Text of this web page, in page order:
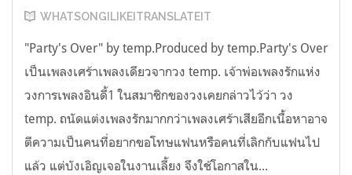
WHATSONGILIKEITRANSLATEIT
"Party's Over" by temp.Produced by temp.Party's Over
เป็นเพลงเศร้าเพลงเดียวจากวง temp. เจ้าพ่อเพลงรักแห่ง
วงการเพลงอินดี้1 ในสมาชิกของวงเคยกล่าวไว้ว่า วง
temp. ถนัดแต่งเพลงรักมากกว่าเพลงเศร้าเสียอีกเนื้อหาอาจ
ตีความเป็นคนที่อยากขอโทษแฟนหรือคนที่เลิกกับแฟนไป
แล้ว แต่บังเอิญเจอในงานเลี้ยง จึงใช้โอกาสใน...